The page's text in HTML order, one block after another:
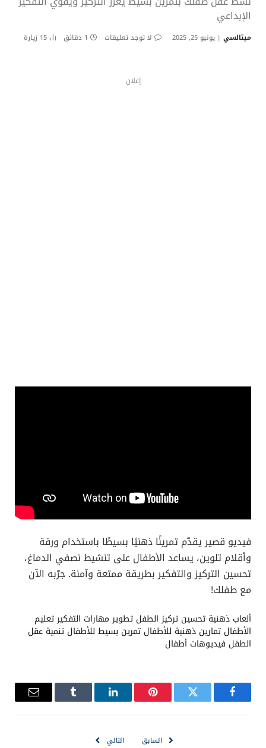
الإبداعي
ميتالسي يونيو 25, 2025 لا توجد تعليقات 1 دقائق 15 زيارة
إعلان
فيديو قصير يقدّم تمرينًا ذهنيًا بسيطًا باستخدام ورقة
وأقلام تلوين، يساعد الأطفال على تنشيط نصفي الدماغ،
تحسين التركيز والتفكير بطريقة ممتعة وآمنة. جرّبه الآن
مع طفلك!
ألعاب ذهنية تحسين تركيز الطفل تطوير مهارات التفكيرتعليم
الأطفال تمارين ذهنية للأطفال تمرين بسيط للأطفال تنمية عقل
الطفل فيديوهات أطفال
فيسبوك تويتر بينتيريستلينكدإن Tumblr
البريد
السابق التالي